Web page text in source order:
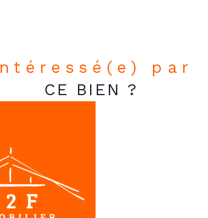
Intéressé(e) par
CE BIEN ?